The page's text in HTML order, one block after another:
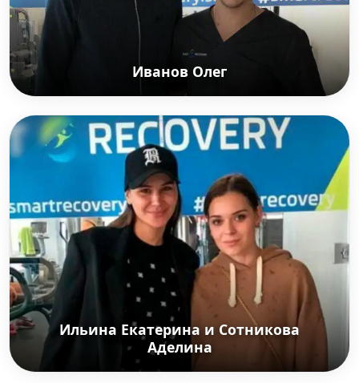
Иванов Олег
Иванов Олег
Российский футболист, полузащитник.
Заслуженный мастер спорта России, бронзовый
призёр чемпионата Европы 2008 года.
Ильина Екатерина и Сотникова
Аделина